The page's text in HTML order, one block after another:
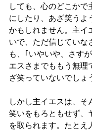
しても、心のどこかで
にしたり、あざ笑うよ
かもしれません。主イ
いで、ただ信じていな
も、｢いやいや、さす
エスさまでももう無理
ざ笑っていないでしょ
しかし主イエスは、そ
笑いをもろともせず、
を取られます。たとえ